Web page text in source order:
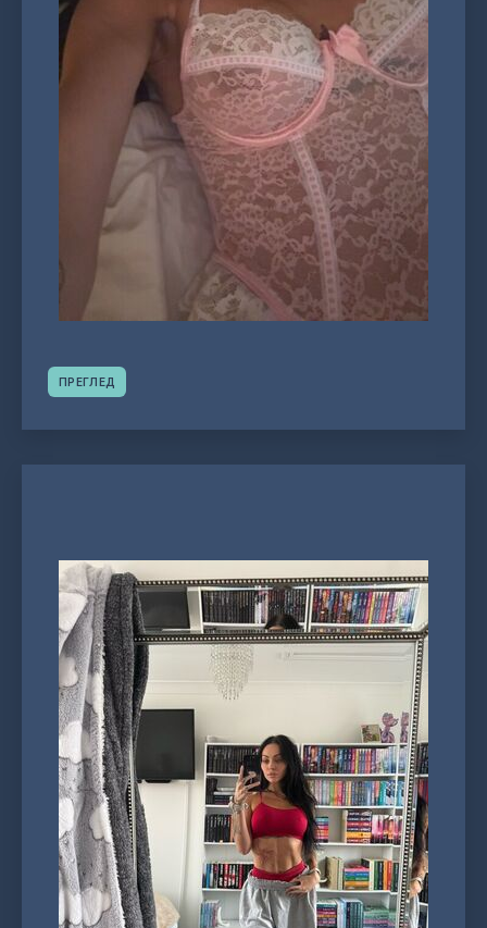
ПРЕГЛЕД